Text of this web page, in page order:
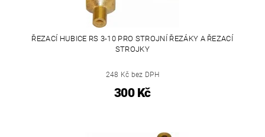
ŘEZACÍ HUBICE RS 3-10 PRO STROJNÍ ŘEZÁKY A ŘEZACÍ
STROJKY
248 Kč bez DPH
300 Kč